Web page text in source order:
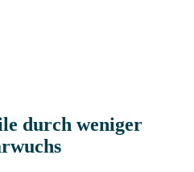
durch weniger